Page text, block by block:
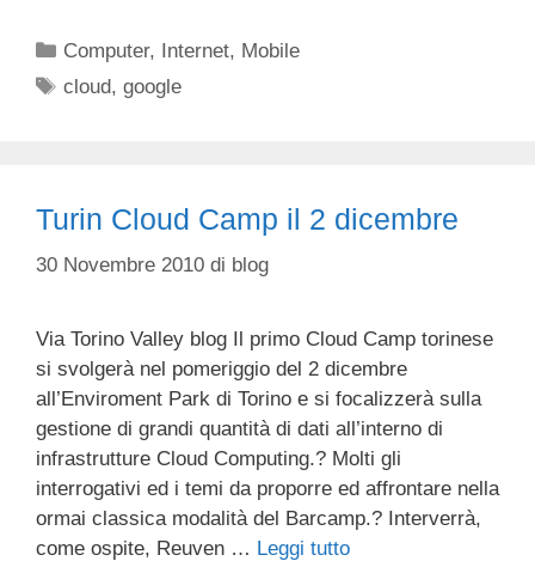
Categorie
Computer, Internet, Mobile
Tag
cloud,google
Turin Cloud Camp il 2 dicembre
30 Novembre 2010 di blog
Via Torino Valley blog Il primo Cloud Camp torinese
si svolgerà nel pomeriggio del 2 dicembre
all’Enviroment Park di Torino e si focalizzerà sulla
gestione di grandi quantità di dati all’interno di
infrastrutture Cloud Computing.? Molti gli
interrogativi ed i temi da proporre ed affrontare nella
ormai classica modalità del Barcamp.? Interverrà,
come ospite, Reuven … Leggi tutto